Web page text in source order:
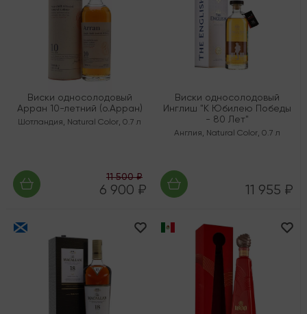
Виски односолодовый
Арран 10-летний (о.Арран)
Шотландия, Natural Color,0.7 л
11 500 ₽
6 900 ₽
Виски односолодовый
Инглиш "К Юбилею Победы
- 80 Лет"
Англия, Natural Color, 0.7 л
11 955 ₽